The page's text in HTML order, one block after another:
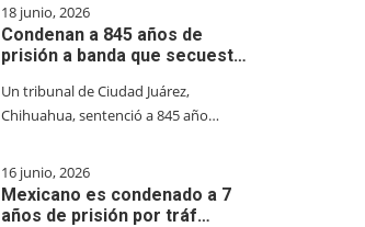
18 junio, 2026
Condenan a 845 años de
prisión a banda que secuest…
Un tribunal de Ciudad Juárez,
Chihuahua, sentenció a 845 año…
16 junio, 2026
Mexicano es condenado a 7
años de prisión por tráf…